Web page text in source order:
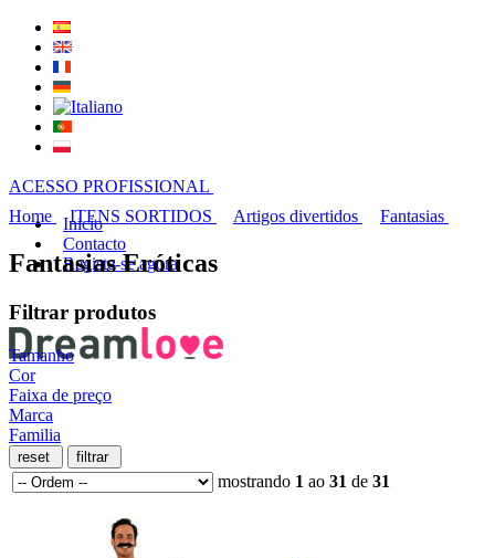
ACESSO PROFISSIONAL
Inicio
Contacto
Registe-se agora
Home ITENS SORTIDOS Artigos divertidos Fantasias
Fantasias Eróticas
Filtrar produtos
Tamanho
Cor
Faixa de preço
Marca
Familia
mostrando 1 ao 31 de 31